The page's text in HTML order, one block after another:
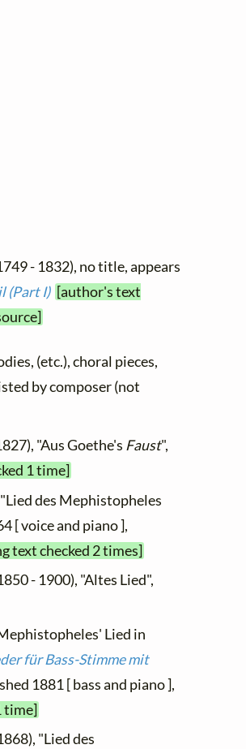
- 1832), no title, appears
(Part I) [author's text
(etc.), choral pieces,
by composer (not
"Aus Goethe's Faust",
1 time]
des Mephistopheles
[ voice and piano ],
text checked 2 times]
- 1900), "Altes Lied",
Lied in
für Bass-Stimme mit
1881 [ bass and piano ],
time]
"Lied des